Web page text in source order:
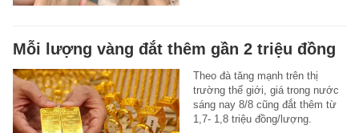
Mỗi lượng vàng đắt thêm gần 2 triệu đồng
Theo đà tăng mạnh trên thị
trường thế giới, giá trong nước
sáng nay 8/8 cũng đắt thêm từ
1,7- 1,8 triệu đồng/lượng.